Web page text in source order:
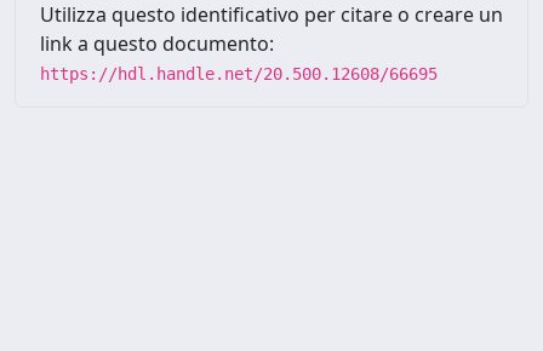
Utilizza questo identificativo per citare o creare un
link a questo documento:
https://hdl.handle.net/20.500.12608/66695